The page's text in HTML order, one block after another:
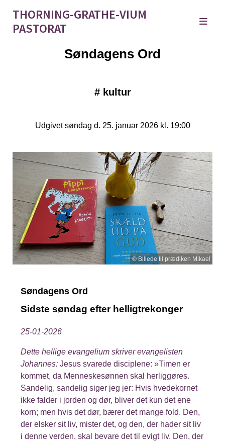
THORNING-GRATHE-VIUM
PASTORAT
Søndagens Ord
# kultur
Udgivet søndag d. 25. januar 2026 kl. 19:00
© Billede til prædiken Mikael
Søndagens Ord
Sidste søndag efter helligtrekonger
25-01-2026
Dette hellige evangelium skriver evangelisten
Johannes: Jesus svarede disciplene: »Timen er
kommet, da Menneskesønnen skal herliggøres.
Sandelig, sandelig siger jeg jer: Hvis hvedekornet
ikke falder i jorden og dør, bliver det kun det ene
korn; men hvis det dør, bærer det mange fold. Den,
der elsker sit liv, mister det, og den, der hader sit liv
i denne verden, skal bevare det til evigt liv. Den, der